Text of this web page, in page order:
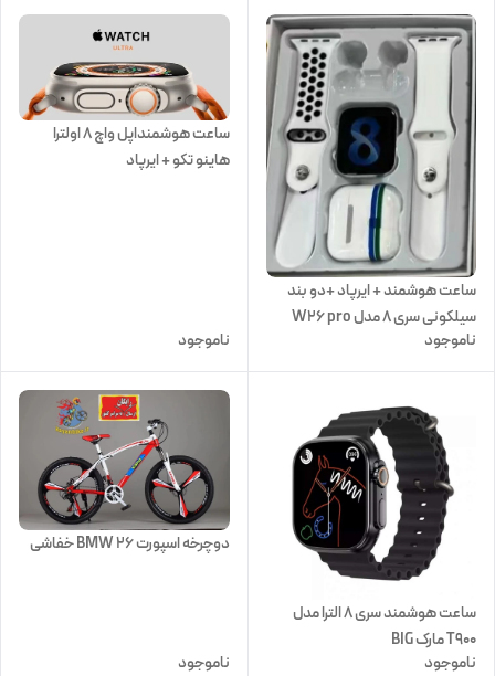
ساعت هوشمند + ایرپاد +دو بند
سیلکونی سری 8 مدل W26 pro
max
ناموجود
ساعت هوشمنداپل واچ ۸ اولترا
هاینو تکو + ایرپاد
ناموجود
ساعت هوشمند سری ۸ الترا مدل
T900 مارک BIG
ناموجود
دوچرخه اسپورت 26 BMW خفاشی
ناموجود